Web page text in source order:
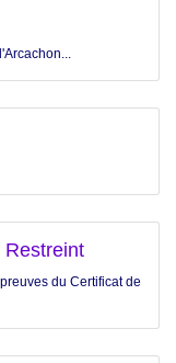
Restreint
du Certificat de